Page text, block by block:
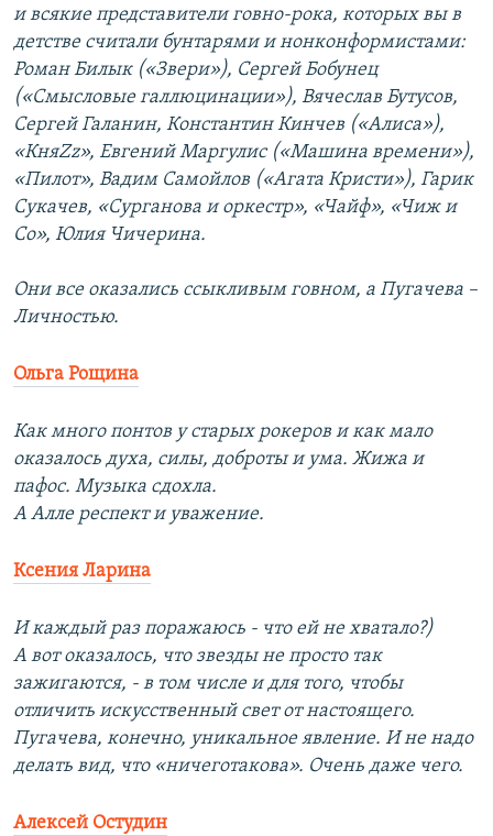
и всякие представители говно-рока, которых вы в
детстве считали бунтарями и нонконформистами:
Роман Билык («Звери»), Сергей Бобунец
(«Смысловые галлюцинации»), Вячеслав Бутусов,
Сергей Галанин, Константин Кинчев («Алиса»),
«КняZz», Евгений Маргулис («Машина времени»),
«Пилот», Вадим Самойлов («Агата Кристи»), Гарик
Сукачев, «Сурганова и оркестр», «Чайф», «Чиж и
Co», Юлия Чичерина.
Они все оказались ссыкливым говном, а Пугачева –
Личностью.
Ольга Рощина
Как много понтов у старых рокеров и как мало
оказалось духа, силы, доброты и ума. Жижа и
пафос. Музыка сдохла.
А Алле респект и уважение.
Ксения Ларина
И каждый раз поражаюсь - что ей не хватало?)
А вот оказалось, что звезды не просто так
зажигаются, - в том числе и для того, чтобы
отличить искусственный свет от настоящего.
Пугачева, конечно, уникальное явление. И не надо
делать вид, что «ничеготакова». Очень даже чего.
Алексей Остудин